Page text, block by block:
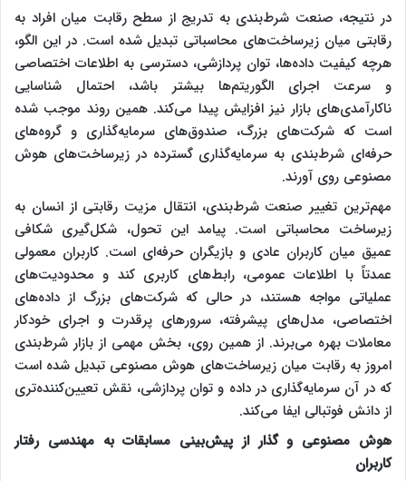
در نتیجه، صنعت شرط‌بندی به تدریج از سطح رقابت میان افراد به
رقابتی میان زیرساخت‌های محاسباتی تبدیل شده است. در این الگو،
هرچه کیفیت داده‌ها، توان پردازشی، دسترسی به اطلاعات اختصاصی
و سرعت اجرای الگوریتم‌ها بیشتر باشد، احتمال شناسایی
ناکارآمدی‌های بازار نیز افزایش پیدا می‌کند. همین روند موجب شده
است که شرکت‌های بزرگ، صندوق‌های سرمایه‌گذاری و گروه‌های
حرفه‌ای شرط‌بندی به سرمایه‌گذاری گسترده در زیرساخت‌های هوش
مصنوعی روی آورند.
مهم‌ترین تغییر صنعت شرط‌بندی، انتقال مزیت رقابتی از انسان به
زیرساخت محاسباتی است. پیامد این تحول، شکل‌گیری شکافی
عمیق میان کاربران عادی و بازیگران حرفه‌ای است. کاربران معمولی
عمدتاً با اطلاعات عمومی، رابط‌های کاربری کند و محدودیت‌های
عملیاتی مواجه هستند، در حالی که شرکت‌های بزرگ از داده‌های
اختصاصی، مدل‌های پیشرفته، سرورهای پرقدرت و اجرای خودکار
معاملات بهره می‌برند. از همین روی، بخش مهمی از بازار شرط‌بندی
امروز به رقابت میان زیرساخت‌های هوش مصنوعی تبدیل شده است
که در آن سرمایه‌گذاری در داده و توان پردازشی، نقش تعیین‌کننده‌تری
از دانش فوتبالی ایفا می‌کند.
هوش مصنوعی و گذار از پیش‌بینی مسابقات به مهندسی رفتار
کاربران